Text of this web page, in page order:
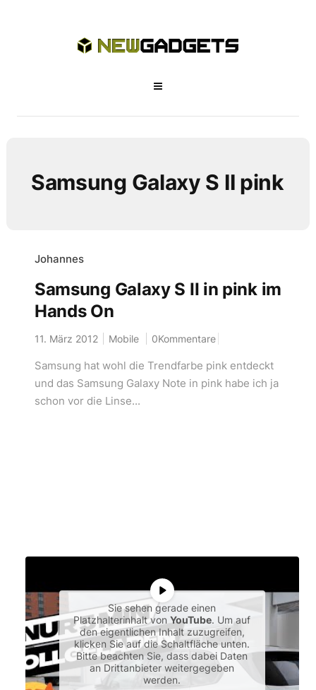
Samsung Galaxy S II pink
Johannes
Samsung Galaxy S II in pink im
Hands On
11. März 2012 Mobile 0Kommentare
Samsung hat wohl die Trendfarbe pink entdeckt
und das Samsung Galaxy Note in pink habe ich ja
schon vor die Linse...
Sie sehen gerade einen
Platzhalterinhalt vonYouTube. Um auf
den eigentlichen Inhalt zuzugreifen,
klicken Sie auf die Schaltfläche unten.
Bitte beachten Sie, dass dabei Daten
an Drittanbieter weitergegeben
werden.